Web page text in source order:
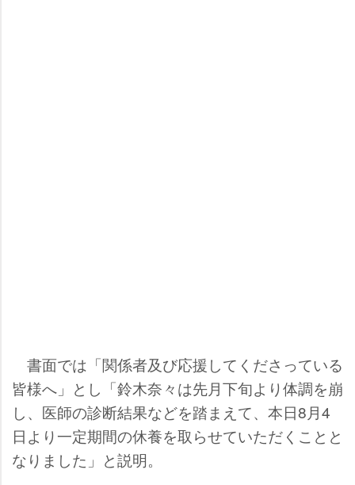
書面では「関係者及び応援してくださっている
皆様へ」とし「鈴木奈々は先月下旬より体調を崩
し、医師の診断結果などを踏まえて、本日8月4
日より一定期間の休養を取らせていただくことと
なりました」と説明。